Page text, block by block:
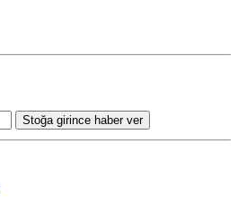
Stoğa girince haber ver